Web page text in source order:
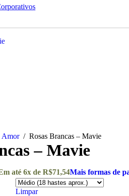
Amor / Rosas Brancas – Mavie
– Mavie
até 6x de R$71,54Mais formas de
Limpar